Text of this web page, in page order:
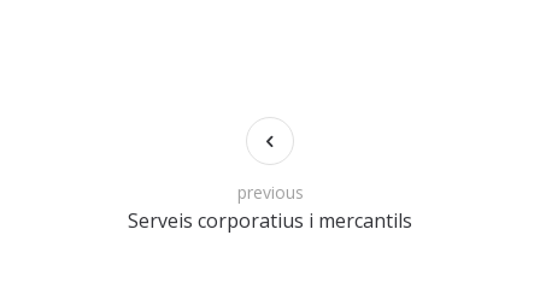
Serveis corporatius i mercantils
previous